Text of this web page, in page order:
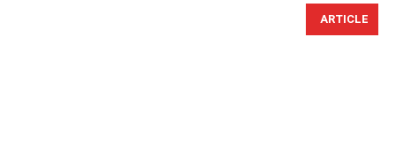
ARTICLE